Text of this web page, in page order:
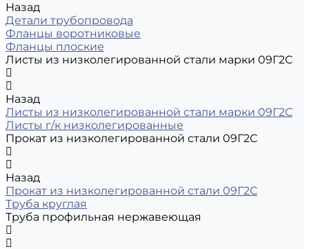
Назад
Детали трубопровода
Фланцы воротниковые
Фланцы плоские
Листы из низколегированной стали марки 09Г2С
Назад
Листы из низколегированной стали марки 09Г2С
Листы г/к низколегированные
Прокат из низколегированной стали 09Г2С
Назад
Прокат из низколегированной стали 09Г2С
Труба круглая
Труба профильная нержавеющая